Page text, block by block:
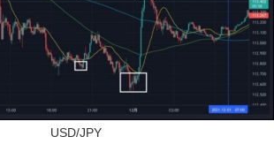
USD/JPY